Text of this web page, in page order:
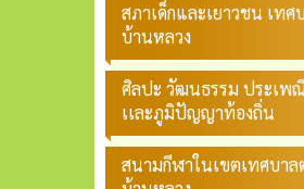
สภาเด็กและเยาวชน เทศ
บ้านหลวง
ศิลปะ วัฒนธรรม ประเพ
เเละภูมิปัญญาท้องถิ่น
สนามกีฬาในเขตเทศบาล